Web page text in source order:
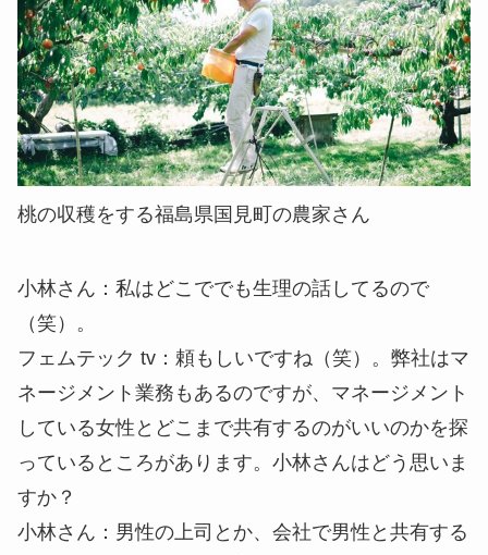
桃の収穫をする福島県国見町の農家さん
小林さん ：私はどこででも生理の話してるので
（笑）。
フェムテック tv ：頼もしいですね（笑）。弊社はマ
ネージメント業務もあるのですが、マネージメント
している女性とどこまで共有するのがいいのかを探
っているところがあります。小林さんはどう思いま
すか？
小林さん ：男性の上司とか、会社で男性と共有する